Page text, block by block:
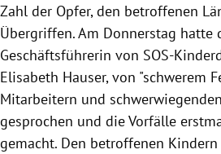
Zahl der Opfer, den betroffenen
Übergriffen. Am Donnerstag hatte
Geschäftsführerin von SOS-
Elisabeth Hauser, von "schwerem
Mitarbeitern und
gesprochen und die Vorfälle
gemacht. Den betroffenen Kindern